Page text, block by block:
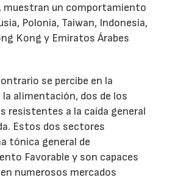
muestran un comportamiento
Polonia, Taiwan, Indonesia,
Kong y Emiratos Árabes
se percibe en la
alimentación, dos de los
resistentes a la caída general
Estos dos sectores
tónica general de
Favorable y son capaces
numerosos mercados